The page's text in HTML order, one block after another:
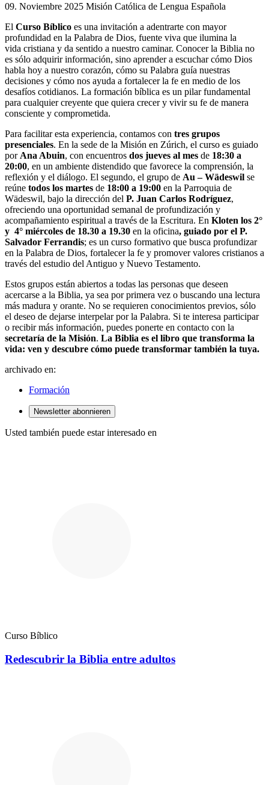
09. Noviembre 2025 Misión Católica de Lengua Española
El Curso Bíblico es una invitación a adentrarte con mayor
profundidad en la Palabra de Dios, fuente viva que ilumina la
vida cristiana y da sentido a nuestro caminar. Conocer la Biblia no
es sólo adquirir información, sino aprender a escuchar cómo Dios
habla hoy a nuestro corazón, cómo su Palabra guía nuestras
decisiones y cómo nos ayuda a fortalecer la fe en medio de los
desafíos cotidianos. La formación bíblica es un pilar fundamental
para cualquier creyente que quiera crecer y vivir su fe de manera
consciente y comprometida.
Para facilitar esta experiencia, contamos con tres grupos
presenciales. En la sede de la Misión en Zúrich, el curso es guiado
por Ana Abuin, con encuentros dos jueves al mes de 18:30 a
20:00, en un ambiente distendido que favorece la comprensión, la
reflexión y el diálogo. El segundo, el grupo de Au – Wädeswil se
reúne todos los martes de 18:00 a 19:00 en la Parroquia de
Wädeswil, bajo la dirección del P. Juan Carlos Rodríguez,
ofreciendo una oportunidad semanal de profundización y
acompañamiento espiritual a través de la Escritura. En Kloten los 2°
y 4° miércoles de 18.30 a 19.30 en la oficina, guiado por el P.
Salvador Ferrandis; es un curso formativo que busca profundizar
en la Palabra de Dios, fortalecer la fe y promover valores cristianos a
través del estudio del Antiguo y Nuevo Testamento.
Estos grupos están abiertos a todas las personas que deseen
acercarse a la Biblia, ya sea por primera vez o buscando una lectura
más madura y orante. No se requieren conocimientos previos, sólo
el deseo de dejarse interpelar por la Palabra. Si te interesa participar
o recibir más información, puedes ponerte en contacto con la
secretaría de la Misión. La Biblia es el libro que transforma la
vida: ven y descubre cómo puede transformar también la tuya.
archivado en:
Formación
Newsletter abonnieren
Usted también puede estar interesado en
Curso Bíblico
Redescubrir la Biblia entre adultos